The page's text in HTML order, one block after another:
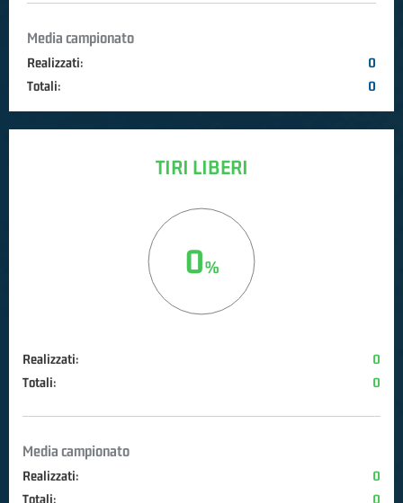
Media campionato
Realizzati:
0
Totali:
0
TIRI LIBERI
0
Realizzati:
0
Totali:
0
Media campionato
Realizzati:
0
Totali:
0